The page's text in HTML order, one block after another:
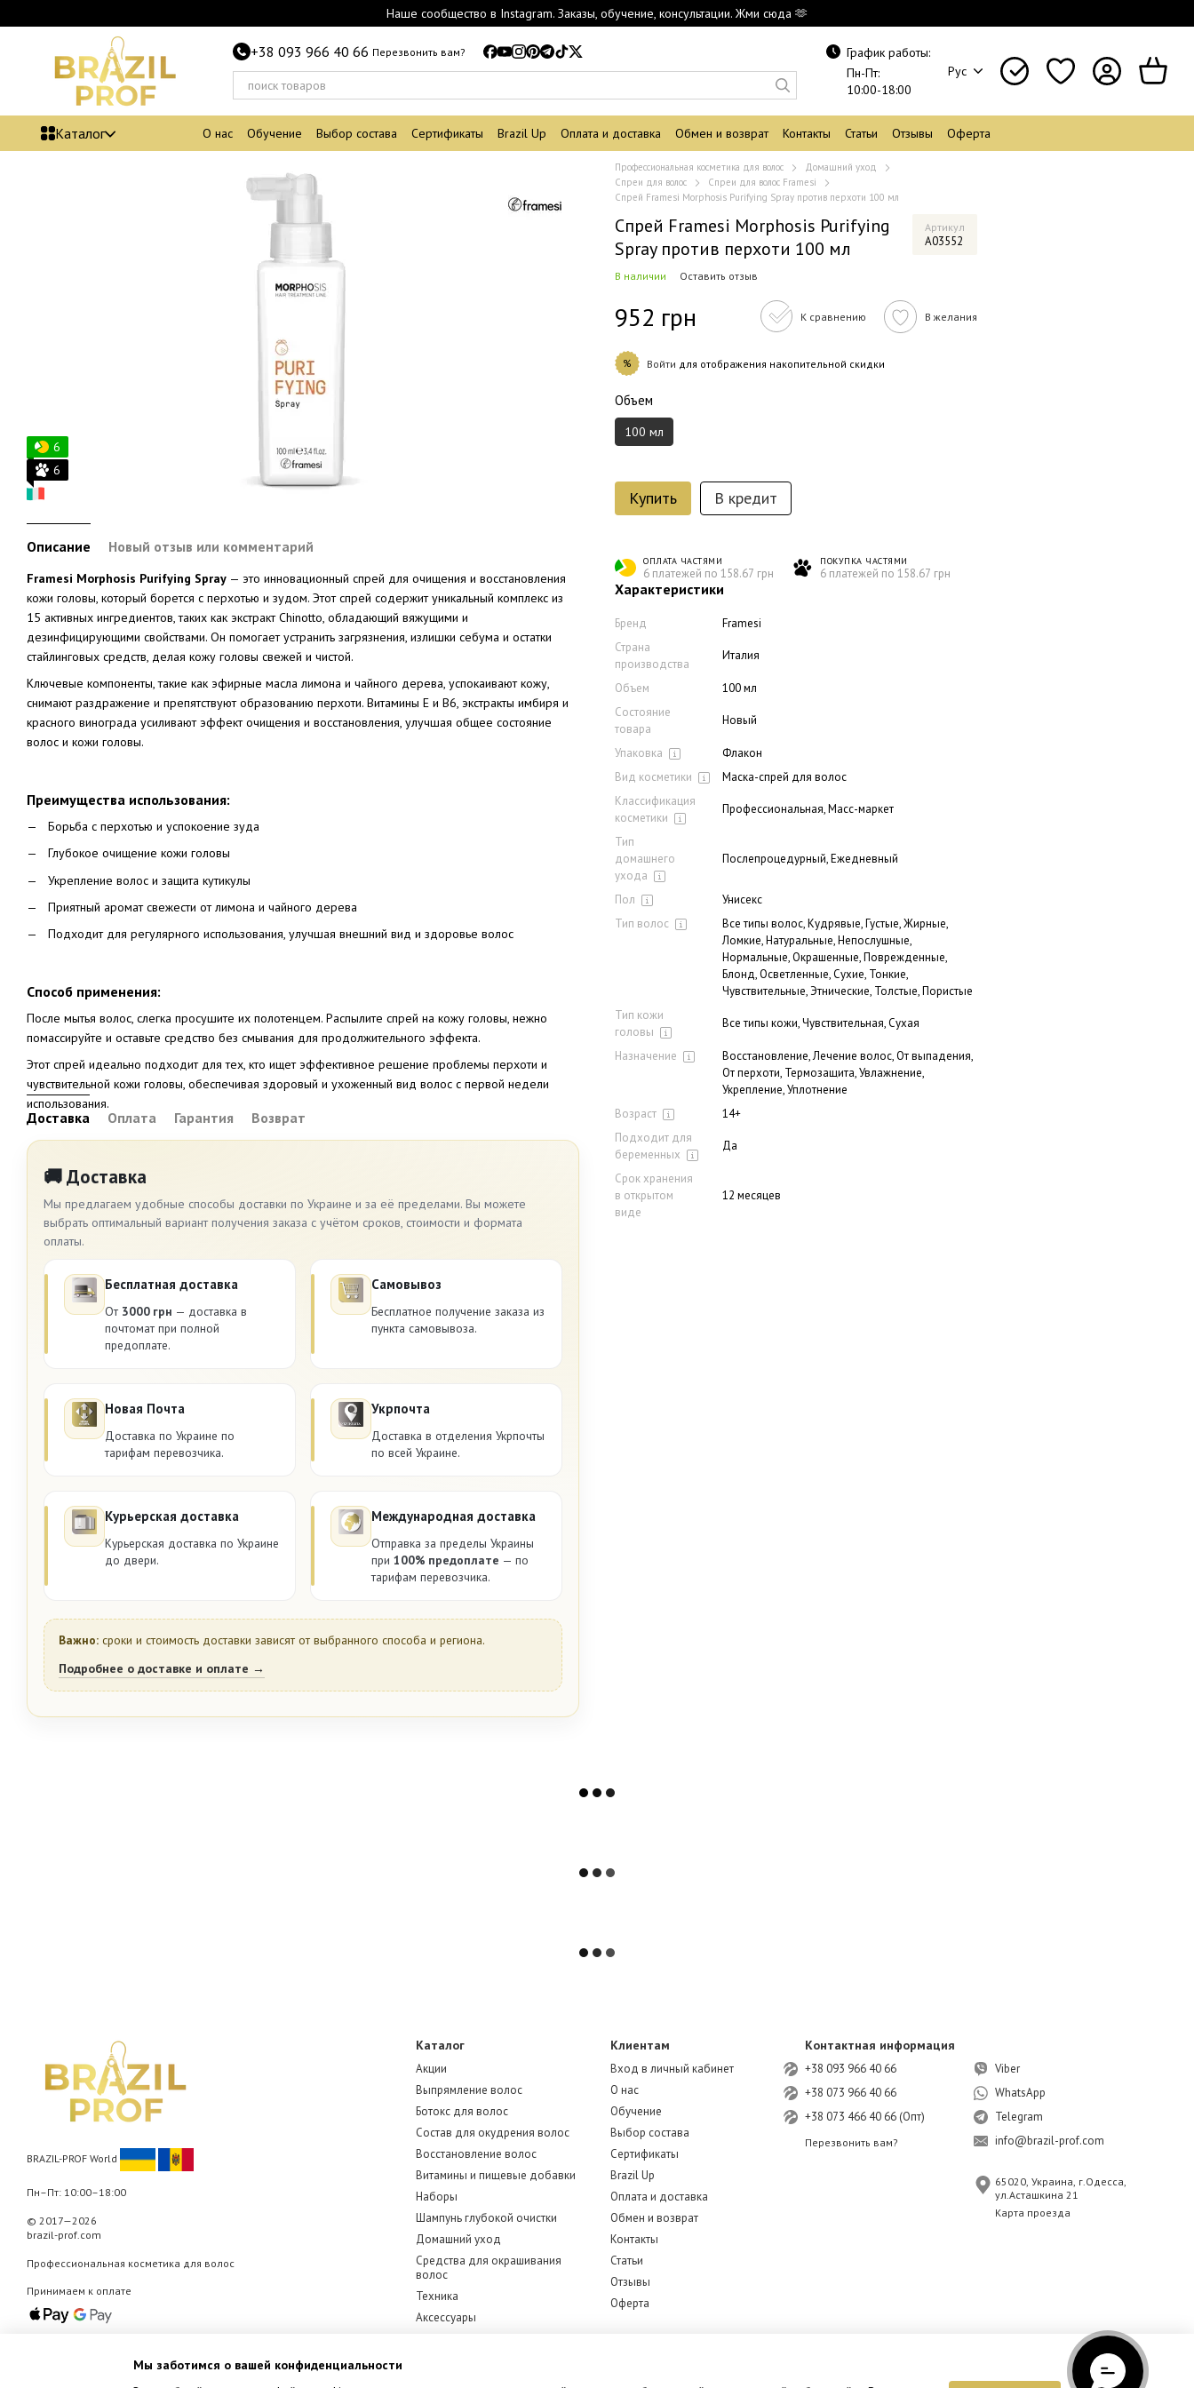
Наше сообщество в Instagram. Заказы, обучение, консультации. Жми сюда 🫶
+38 093 966 40 66 Перезвонить вам?
График работы:
Пн-Пт:
10:00-18:00
Рус
Каталог О нас Обучение Выбор состава Сертификаты Brazil Up Оплата и доставка Обмен и возврат Контакты Статьи Отзывы Оферта
6
6
Описание Новый отзыв или комментарий
Framesi Morphosis Purifying Spray — это инновационный спрей для очищения и восстановления
кожи головы, который борется с перхотью и зудом. Этот спрей содержит уникальный комплекс из
15 активных ингредиентов, таких как экстракт Chinotto, обладающий вяжущими и
дезинфицирующими свойствами. Он помогает устранить загрязнения, излишки себума и остатки
стайлинговых средств, делая кожу головы свежей и чистой.
Ключевые компоненты, такие как эфирные масла лимона и чайного дерева, успокаивают кожу,
снимают раздражение и препятствуют образованию перхоти. Витамины Е и В6, экстракты имбиря и
красного винограда усиливают эффект очищения и восстановления, улучшая общее состояние
волос и кожи головы.
Преимущества использования:
Борьба с перхотью и успокоение зуда
Глубокое очищение кожи головы
Укрепление волос и защита кутикулы
Приятный аромат свежести от лимона и чайного дерева
Подходит для регулярного использования, улучшая внешний вид и здоровье волос
Способ применения:
После мытья волос, слегка просушите их полотенцем. Распылите спрей на кожу головы, нежно
помассируйте и оставьте средство без смывания для продолжительного эффекта.
Этот спрей идеально подходит для тех, кто ищет эффективное решение проблемы перхоти и
чувствительной кожи головы, обеспечивая здоровый и ухоженный вид волос с первой недели
использования.
Доставка Оплата Гарантия Возврат
🚚 Доставка
Мы предлагаем удобные способы доставки по Украине и за её пределами. Вы можете
выбрать оптимальный вариант получения заказа с учётом сроков, стоимости и формата
оплаты.
Бесплатная доставка
От 3000 грн — доставка в
почтомат при полной
предоплате.
Самовывоз
Бесплатное получение заказа из
пункта самовывоза.
Новая Почта
Доставка по Украине по
тарифам перевозчика.
Укрпочта
Доставка в отделения Укрпочты
по всей Украине.
Курьерская доставка
Курьерская доставка по Украине
до двери.
Международная доставка
Отправка за пределы Украины
при 100% предоплате — по
тарифам перевозчика.
Важно: сроки и стоимость доставки зависят от выбранного способа и региона.
Подробнее о доставке и оплате →
Профессиональная косметика для волос
Домашний уход
Спреи для волос
Спреи для волос Framesi
Спрей Framesi Morphosis Purifying Spray против перхоти 100 мл
Спрей Framesi Morphosis Purifying
Spray против перхоти 100 мл
Артикул
A03552
В наличии Оставить отзыв
952 грн К сравнению В желания
% Войти для отображения накопительной скидки
Объем
100 мл
Купить В кредит
ОПЛАТА ЧАСТЯМИ
6 платежей по 158.67 грн
ПОКУПКА ЧАСТЯМИ
6 платежей по 158.67 грн
Характеристики
Бренд
Framesi
Страна
производства
Италия
Объем
100 мл
Состояние
товара
Новый
Упаковка
Флакон
Вид косметики
Маска-спрей для волос
Классификация
косметики
Профессиональная, Масс-маркет
Тип
домашнего
ухода
Послепроцедурный, Ежедневный
Пол
Унисекс
Тип волос
Все типы волос, Кудрявые, Густые, Жирные,
Ломкие, Натуральные, Непослушные,
Нормальные, Окрашенные, Поврежденные,
Блонд, Осветленные, Сухие, Тонкие,
Чувствительные, Этнические, Толстые, Пористые
Тип кожи
головы
Все типы кожи, Чувствительная, Сухая
Назначение
Восстановление, Лечение волос, От выпадения,
От перхоти, Термозащита, Увлажнение,
Укрепление, Уплотнение
Возраст
14+
Подходит для
беременных
Да
Срок хранения
в открытом
виде
12 месяцев
BRAZIL-PROF World
Пн–Пт: 10:00–18:00
© 2017—2026
brazil-prof.com
Профессиональная косметика для волос
Принимаем к оплате
Каталог
Акции
Выпрямление волос
Ботокс для волос
Состав для окудрения волос
Восстановление волос
Витамины и пищевые добавки
Наборы
Шампунь глубокой очистки
Домашний уход
Средства для окрашивания
волос
Техника
Аксессуары
Клиентам
Вход в личный кабинет
О нас
Обучение
Выбор состава
Сертификаты
Brazil Up
Оплата и доставка
Обмен и возврат
Контакты
Статьи
Отзывы
Оферта
Контактная информация
+38 093 966 40 66
+38 073 966 40 66
+38 073 466 40 66 (Опт)
Перезвонить вам?
Viber
WhatsApp
Telegram
info@brazil-prof.com
65020, Украина, г.Одесса,
ул.Асташкина 21
Карта проезда
Мы заботимся о вашей конфиденциальности